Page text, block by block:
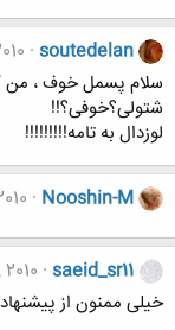
soutedelan
سلام پسمل خوف ، من
شتولی؟خوفی؟!!
لوزدال به تامه!!!!!!!!!
Nooshin-M
saeid_sr11
خیلی ممنون از